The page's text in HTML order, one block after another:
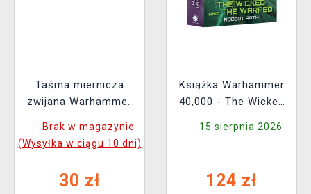
Taśma miernicza
zwijana Warhammer
Brak w magazynie
(Wysyłka w ciągu 10 dni)
30 zł
Książka Warhammer
40,000 - The Wicked
15 sierpnia 2026
124 zł